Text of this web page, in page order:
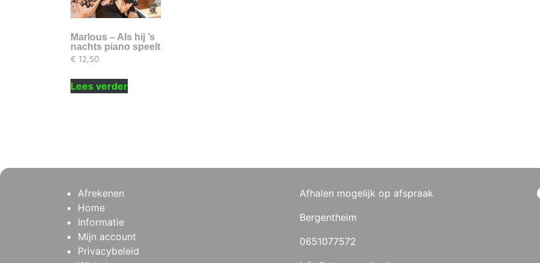
Marlous – Als hij ’s
nachts piano speelt
€ 12,50
Lees verder
Afrekenen
Home
Informatie
Mijn account
Privacybeleid
Afhalen mogelijk op afspraak
Bergentheim
0651077572